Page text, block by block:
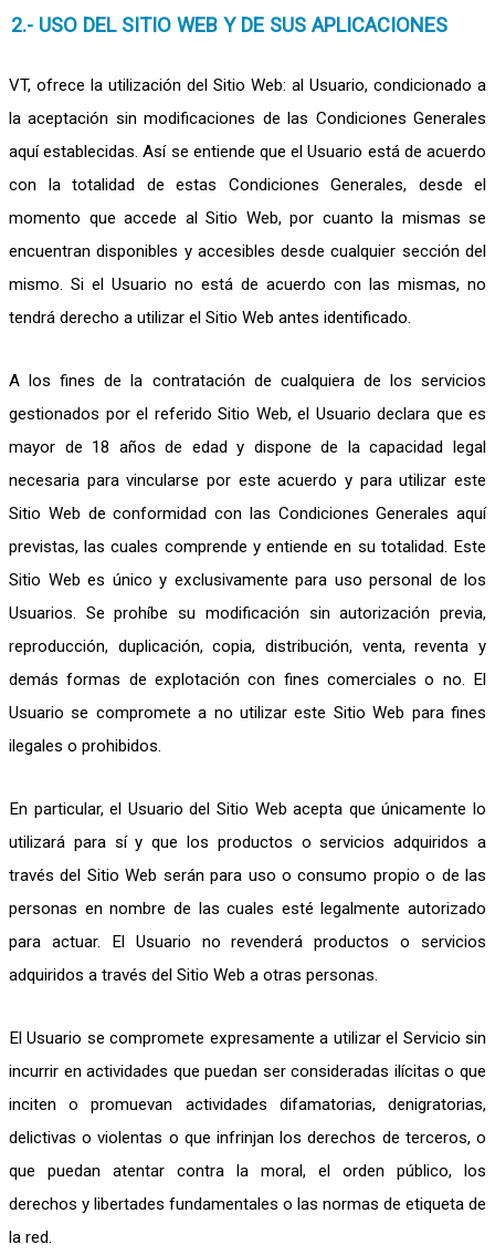
2.- USO DEL SITIO WEB Y DE SUS APLICACIONES
VT, ofrece la utilización del Sitio Web: al Usuario, condicionado a
la aceptación sin modificaciones de las Condiciones Generales
aquí establecidas. Así se entiende que el Usuario está de acuerdo
con la totalidad de estas Condiciones Generales, desde el
momento que accede al Sitio Web, por cuanto la mismas se
encuentran disponibles y accesibles desde cualquier sección del
mismo. Si el Usuario no está de acuerdo con las mismas, no
tendrá derecho a utilizar el Sitio Web antes identificado.
A los fines de la contratación de cualquiera de los servicios
gestionados por el referido Sitio Web, el Usuario declara que es
mayor de 18 años de edad y dispone de la capacidad legal
necesaria para vincularse por este acuerdo y para utilizar este
Sitio Web de conformidad con las Condiciones Generales aquí
previstas, las cuales comprende y entiende en su totalidad. Este
Sitio Web es único y exclusivamente para uso personal de los
Usuarios. Se prohíbe su modificación sin autorización previa,
reproducción, duplicación, copia, distribución, venta, reventa y
demás formas de explotación con fines comerciales o no. El
Usuario se compromete a no utilizar este Sitio Web para fines
ilegales o prohibidos.
En particular, el Usuario del Sitio Web acepta que únicamente lo
utilizará para sí y que los productos o servicios adquiridos a
través del Sitio Web serán para uso o consumo propio o de las
personas en nombre de las cuales esté legalmente autorizado
para actuar. El Usuario no revenderá productos o servicios
adquiridos a través del Sitio Web a otras personas.
El Usuario se compromete expresamente a utilizar el Servicio sin
incurrir en actividades que puedan ser consideradas ilícitas o que
inciten o promuevan actividades difamatorias, denigratorias,
delictivas o violentas o que infrinjan los derechos de terceros, o
que puedan atentar contra la moral, el orden público, los
derechos y libertades fundamentales o las normas de etiqueta de
la red.